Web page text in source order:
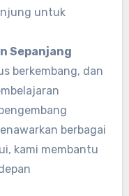
untuk
Sepanjang
berkembang, dan
berbagai
kami membantu